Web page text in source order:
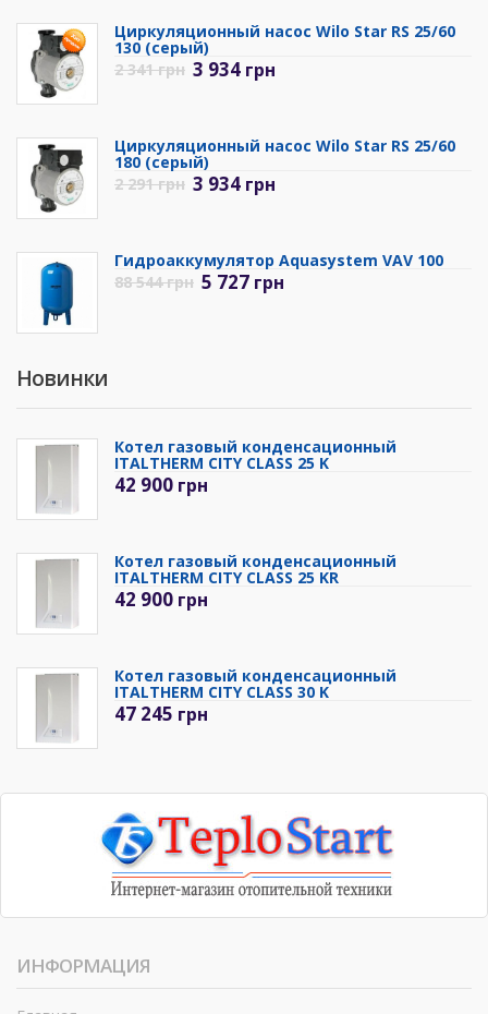
Циркуляционный насос Wilo Star RS 25/60
130 (серый)
2 341грн 3 934 грн
Циркуляционный насос Wilo Star RS 25/60
180 (серый)
2 291грн 3 934 грн
Гидроаккумулятор Aquasystem VAV 100
88 544грн 5 727 грн
Новинки
Котел газовый конденсационный
ITALTHERM CITY CLASS 25 K
42 900 грн
Котел газовый конденсационный
ITALTHERM CITY CLASS 25 KR
42 900 грн
Котел газовый конденсационный
ITALTHERM CITY CLASS 30 K
47 245 грн
ИНФОРМАЦИЯ